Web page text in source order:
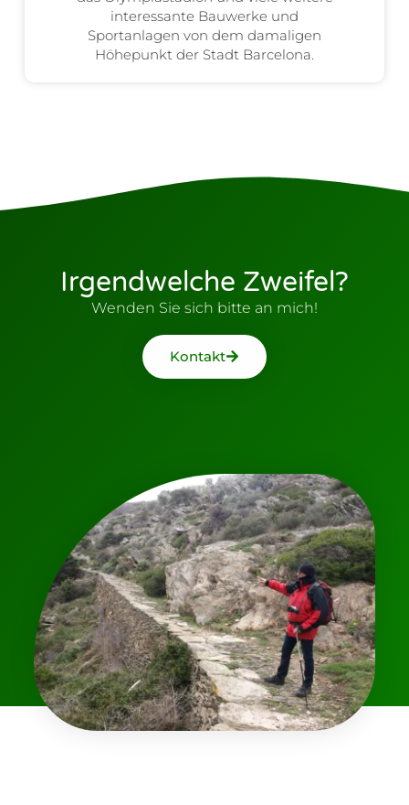
interessante Bauwerke und
Sportanlagen von dem damaligen
Höhepunkt der Stadt Barcelona.
Irgendwelche Zweifel?
Wenden Sie sich bitte an mich!
Kontakt